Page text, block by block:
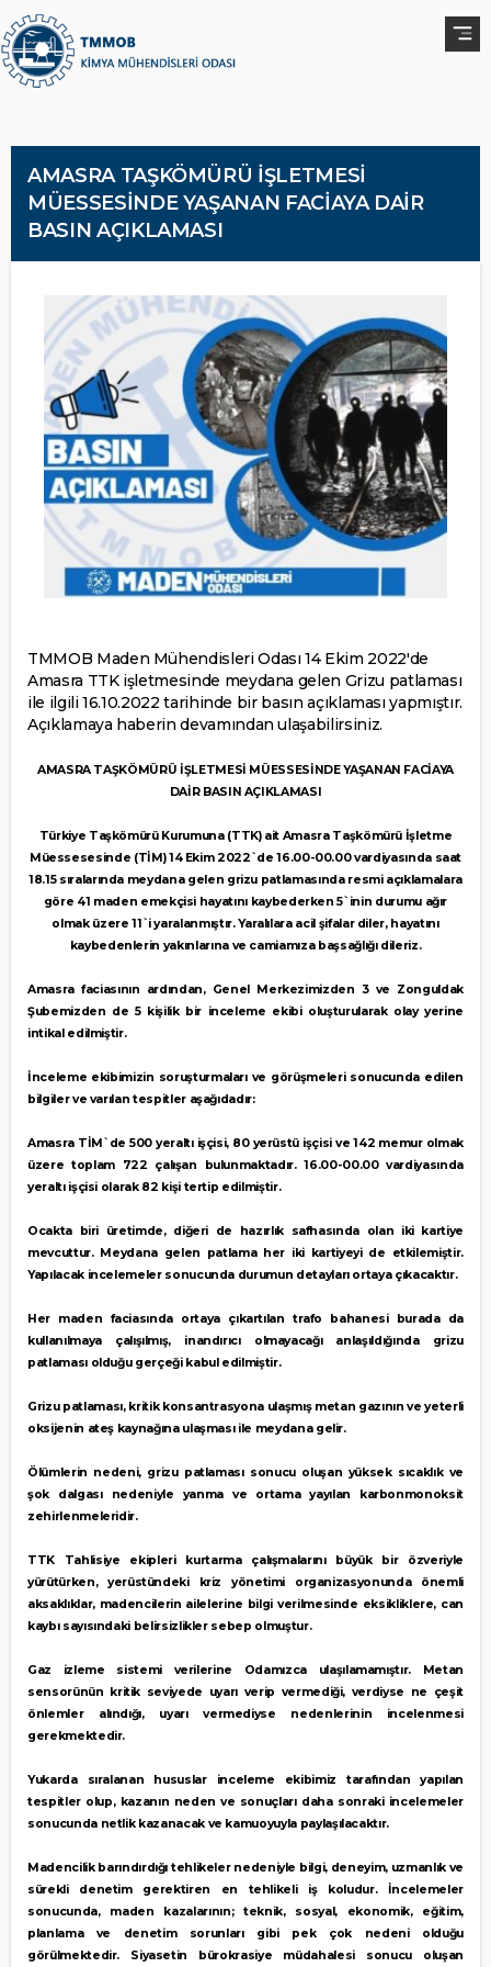
AMASRA TAŞKÖMÜRÜ İŞLETMESİ
MÜESSESİNDE YAŞANAN FACİAYA DAİR
BASIN AÇIKLAMASI
TMMOB Maden Mühendisleri Odası 14 Ekim 2022'de
Amasra TTK işletmesinde meydana gelen Grizu patlaması
ile ilgili 16.10.2022 tarihinde bir basın açıklaması yapmıştır.
Açıklamaya haberin devamından ulaşabilirsiniz.
AMASRA TAŞKÖMÜRÜ İŞLETMESİ MÜESSESİNDE YAŞANAN FACİAYA
DAİR BASIN AÇIKLAMASI
Türkiye Taşkömürü Kurumuna (TTK) ait Amasra Taşkömürü İşletme
Müessesesinde (TİM) 14 Ekim 2022`de 16.00-00.00 vardiyasında saat
18.15 sıralarında meydana gelen grizu patlamasında resmi açıklamalara
göre 41 maden emekçisi hayatını kaybederken 5`inin durumu ağır
olmak üzere 11`i yaralanmıştır. Yaralılara acil şifalar diler, hayatını
kaybedenlerin yakınlarına ve camiamıza başsağlığı dileriz.
Amasra faciasının ardından, Genel Merkezimizden 3 ve Zonguldak
Şubemizden de 5 kişilik bir inceleme ekibi oluşturularak olay yerine
intikal edilmiştir.
İnceleme ekibimizin soruşturmaları ve görüşmeleri sonucunda edilen
bilgiler ve varılan tespitler aşağıdadır:
Amasra TİM`de 500 yeraltı işçisi, 80 yerüstü işçisi ve 142 memur olmak
üzere toplam 722 çalışan bulunmaktadır. 16.00-00.00 vardiyasında
yeraltı işçisi olarak 82 kişi tertip edilmiştir.
Ocakta biri üretimde, diğeri de hazırlık safhasında olan iki kartiye
mevcuttur. Meydana gelen patlama her iki kartiyeyi de etkilemiştir.
Yapılacak incelemeler sonucunda durumun detayları ortaya çıkacaktır.
Her maden faciasında ortaya çıkartılan trafo bahanesi burada da
kullanılmaya çalışılmış, inandırıcı olmayacağı anlaşıldığında grizu
patlaması olduğu gerçeği kabul edilmiştir.
Grizu patlaması, kritik konsantrasyona ulaşmış metan gazının ve yeterli
oksijenin ateş kaynağına ulaşması ile meydana gelir.
Ölümlerin nedeni, grizu patlaması sonucu oluşan yüksek sıcaklık ve
şok dalgası nedeniyle yanma ve ortama yayılan karbonmonoksit
zehirlenmeleridir.
TTK Tahlisiye ekipleri kurtarma çalışmalarını büyük bir özveriyle
yürütürken, yerüstündeki kriz yönetimi organizasyonunda önemli
aksaklıklar, madencilerin ailelerine bilgi verilmesinde eksikliklere, can
kaybı sayısındaki belirsizlikler sebep olmuştur.
Gaz izleme sistemi verilerine Odamızca ulaşılamamıştır. Metan
sensorünün kritik seviyede uyarı verip vermediği, verdiyse ne çeşit
önlemler alındığı, uyarı vermediyse nedenlerinin incelenmesi
gerekmektedir.
Yukarda sıralanan hususlar inceleme ekibimiz tarafından yapılan
tespitler olup, kazanın neden ve sonuçları daha sonraki incelemeler
sonucunda netlik kazanacak ve kamuoyuyla paylaşılacaktır.
Madencilik barındırdığı tehlikeler nedeniyle bilgi, deneyim, uzmanlık ve
sürekli denetim gerektiren en tehlikeli iş koludur. İncelemeler
sonucunda, maden kazalarının; teknik, sosyal, ekonomik, eğitim,
planlama ve denetim sorunları gibi pek çok nedeni olduğu
görülmektedir. Siyasetin bürokrasiye müdahalesi sonucu oluşan